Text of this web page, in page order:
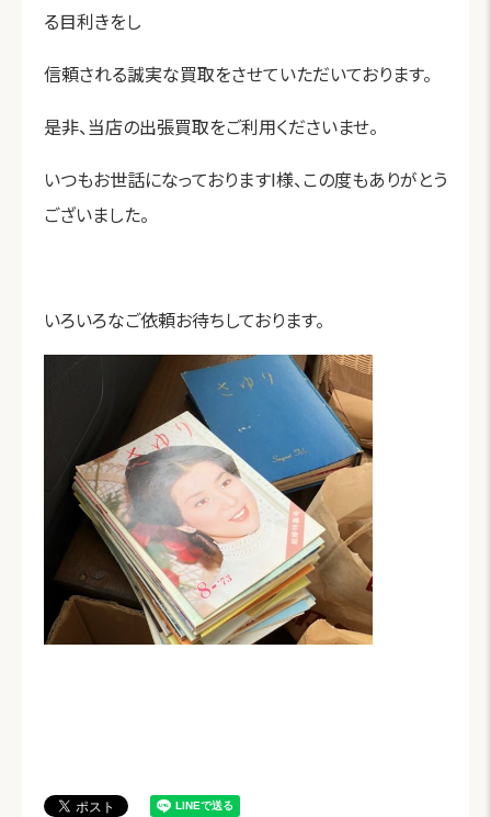
る目利きをし
信頼される誠実な買取をさせていただいております。
是非、当店の出張買取をご利用くださいませ。
いつもお世話になっておりますI様、この度もありがとう
ございました。
いろいろなご依頼お待ちしております。